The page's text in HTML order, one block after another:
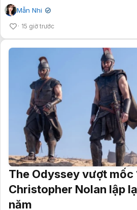
Mẫn Nhi ✔
15 giờ trước
The Odyssey vượt mốc
Christopher Nolan lập
năm